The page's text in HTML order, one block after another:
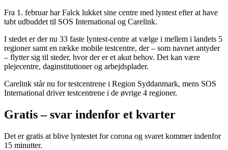
Fra 1. februar har Falck lukket sine centre med lyntest efter at have
tabt udbuddet til SOS International og Carelink.
I stedet er der nu 33 faste lyntest-centre at vælge i mellem i landets 5
regioner samt en række mobile testcentre, der – som navnet antyder
– flytter sig til steder, hvor der er et akut behov. Det kan være
plejecentre, daginstitutioner og arbejdsplader.
Carelink står nu for testcentrene i Region Syddanmark, mens SOS
International driver testcentrene i de øvrige 4 regioner.
Gratis – svar indenfor et kvarter
Det er gratis at blive lyntestet for corona og svaret kommer indenfor
15 minutter.